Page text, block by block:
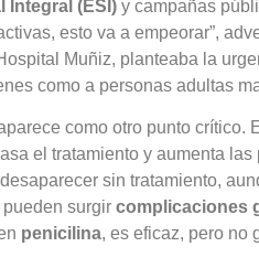
Integral (ESI) y campañas
esto va a empeorar”,
Muñiz, planteaba la
como a personas adultas
como otro punto crítico.
el tratamiento y aumenta
sin tratamiento,
surgir complicaciones
penicilina, es eficaz, pero no